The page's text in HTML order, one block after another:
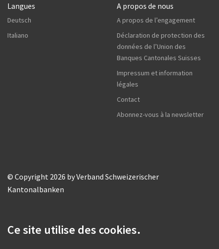
Langues
Deutsch
Italiano
A propos de nous
A propos de l’engagement
Déclaration de protection des
données de l’Union des
Banques Cantonales Suisses
Impressum et information
légales
Contact
Abonnez-vous à la newsletter
© Copyright 2026 by Verband Schweizerischer
Kantonalbanken
Ce site utilise des cookies.